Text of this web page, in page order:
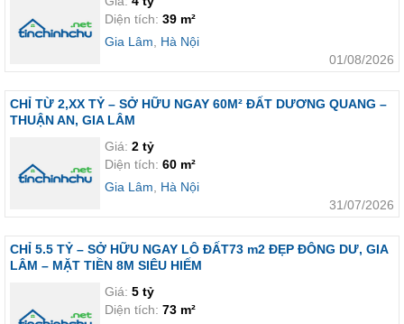
Diện tích: 39 m²
Gia Lâm
Hà Nội
01/08/2026
CHỈ TỪ 2,XX TỶ – SỞ HỮU NGAY 60M² ĐẤT DƯƠNG QUANG –
THUẬN AN, GIA LÂM
Giá: 2 tỷ
Diện tích: 60 m²
Gia Lâm
Hà Nội
31/07/2026
CHỈ 5.5 TỶ – SỞ HỮU NGAY LÔ ĐẤT73 m2 ĐẸP ĐÔNG DƯ, GIA
LÂM – MẶT TIỀN 8M SIÊU HIẾM
Giá: 5 tỷ
Diện tích: 73 m²